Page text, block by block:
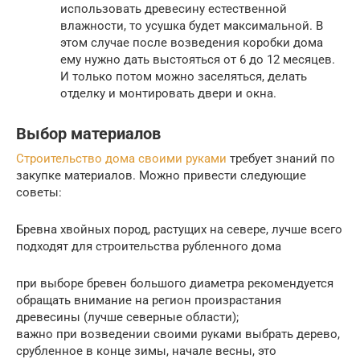
использовать древесину естественной
влажности, то усушка будет максимальной. В
этом случае после возведения коробки дома
ему нужно дать выстояться от 6 до 12 месяцев.
И только потом можно заселяться, делать
отделку и монтировать двери и окна.
Выбор материалов
Строительство дома своими руками требует знаний по
закупке материалов. Можно привести следующие
советы:
Бревна хвойных пород, растущих на севере, лучше всего
подходят для строительства рубленного дома
при выборе бревен большого диаметра рекомендуется
обращать внимание на регион произрастания
древесины (лучше северные области);
важно при возведении своими руками выбрать дерево,
срубленное в конце зимы, начале весны, это